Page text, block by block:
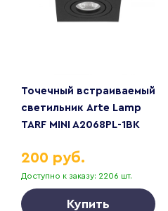
Точечный встраиваемый
светильник Arte Lamp
TARF MINI A2068PL-1BK
Доступно к заказу: 2206 шт.
200 руб.
Купить